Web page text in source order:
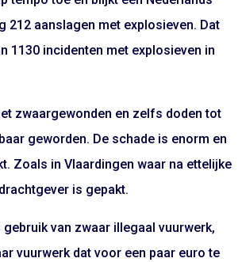
aanslagen met explosieven. Dat
1130 incidenten met explosieven in
zwaargewonden en zelfs doden tot
geworden. De schade is enorm en
Zoals in Vlaardingen waar na ettelijke
is gepakt.
van zwaar illegaal vuurwerk,
vuurwerk dat voor een paar euro te